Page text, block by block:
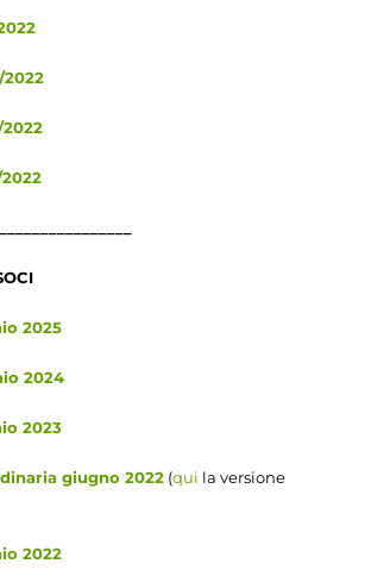
2022
2025
2024
2023
giugno 2022 (qui la versione
2022